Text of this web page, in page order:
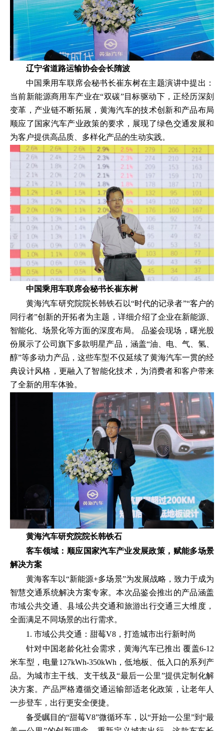
辽宁省道路运输协会会长隋波
中国乘用车联席会秘书长崔东树在主题演讲中提出：
当前新能源商用车产业在“双碳”目标驱动下，正经历深刻
变革，产业链不断拓展，黄海汽车的技术创新和产品布局
顺应了国家汽车产业政策的要求，展现了绿色交通发展和
为客户提供高品质、多样化产品的生动实践。
中国乘用车联席会秘书长崔东树
黄海汽车研究院院长韩铁石以“时代的记录者”“客户的
同行者”创新的开拓者为主题，详细介绍了企业在新能源、
智能化、场景化等方面的深度布局。 品鉴会现场，曙光股
份展示了公司旗下多款明星产品，涵盖“油、电、气、氢、
醇”等多动力产品，这些车型不仅延续了黄海汽车一贯的经
典设计风格，更融入了智能化技术，为消费者和客户带来
了全新的用车体验。
黄海汽车研究院院长韩铁石
客车领域： 顺应国家汽车产业发展政策，赋能多场景
解决方案
黄海客车以“新能源+多场景”为发展战略，致力于成为
智慧交通系统解决方案专家。本次品鉴会推出的产品涵盖
市域公共交通、县域公共交通和旅游出行交通三大维度，
全面满足不同场景的出行需求。
1. 市域公共交通：甜莓V8，打造城市出行新时尚
针对中国老龄化社会需求，黄海汽车已推出 覆盖6-12
米车型，电量127kWh-350kWh，低地板、低入口的系列产
品。为城市主干线、支干线及“最后一公里”提供定制化解
决方案。产品严格遵循交通运输部适老化政策，让老年人
一步登车，出行更安全便捷。
备受瞩目的“甜莓V8”微循环车，以“开始一公里”到“最